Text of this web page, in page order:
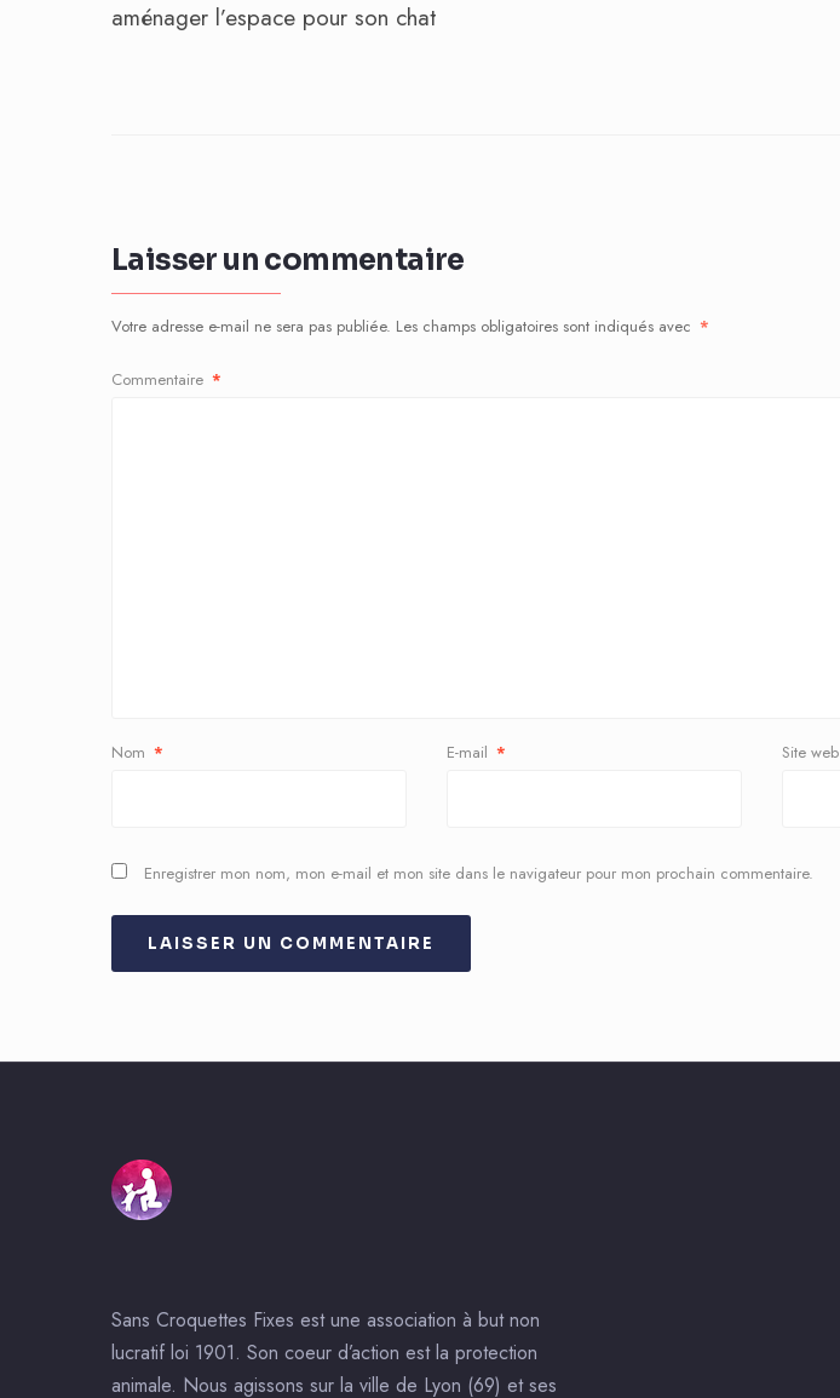
aménager l’espace pour son chat
Laisser un commentaire
Votre adresse e-mail ne sera pas publiée. Les champs obligatoires sont indiqués avec *
Commentaire *
Nom * E-mail * Site web
Enregistrer mon nom, mon e-mail et mon site dans le navigateur pour mon prochain commentaire.
Sans Croquettes Fixes est une association à but non
lucratif loi 1901. Son coeur d’action est la protection
animale. Nous agissons sur la ville de Lyon (69) et ses